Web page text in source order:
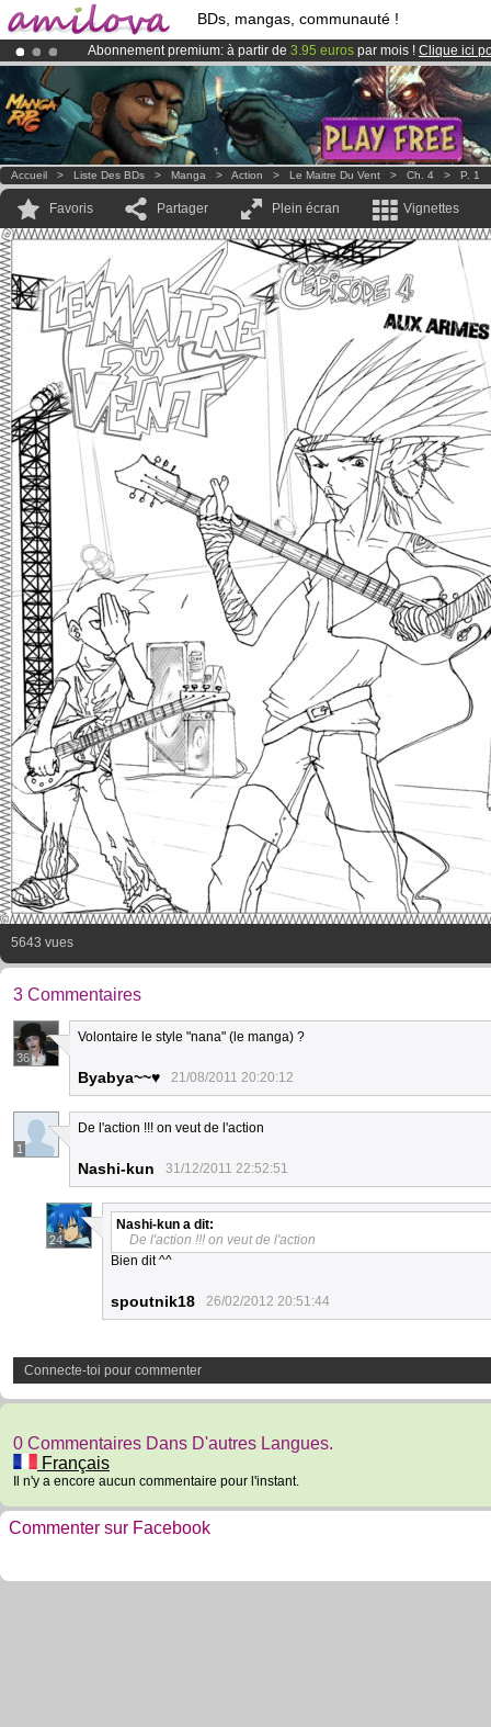
BDs, mangas, communauté !
Abonnement premium: à partir de 3.95 euros par mois ! Clique ici
Déjà 100000membreset 1000BDs & Mangas!
LeKickstarter Amilova est désormais lancé
Accueil > Liste Des BDs > Manga > Action > Le Maitre Du Vent > Ch. 4 > P. 1
Favoris Partager Plein écran Vignettes
5643 vues
3 Commentaires
36
Volontaire le style "nana" (le manga) ?
Byabya~~♥ 21/08/2011 20:20:12
1
De l'action !!! on veut de l'action
Nashi-kun 31/12/2011 22:52:51
24
Nashi-kun a dit:
De l'action !!! on veut de l'action
Bien dit ^^
spoutnik18 26/02/2012 20:51:44
Connecte-toi pour commenter
0 Commentaires Dans D'autres Langues.
Français
Il n'y a encore aucun commentaire pour l'instant.
Commenter sur Facebook